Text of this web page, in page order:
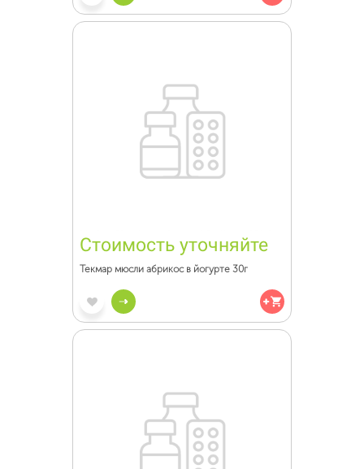
Стоимость уточняйте
Текмар мюсли абрикос в йогурте 30г